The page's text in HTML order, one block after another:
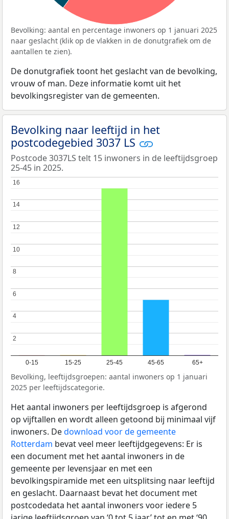
Bevolking: aantal en percentage inwoners op 1 januari 2025
naar geslacht (klik op de vlakken in de donutgrafiek om de
aantallen te zien).
De donutgrafiek toont het geslacht van de bevolking,
vrouw of man. Deze informatie komt uit het
bevolkingsregister van de gemeenten.
Bevolking naar leeftijd in het
postcodegebied 3037 LS
Postcode 3037LS telt 15 inwoners in de leeftijdsgroep
25-45 in 2025.
0-15 15-25 25-45 45-65 65+
2
2
4
4
6
6
8
8
10
10
12
12
14
14
16
16
Bevolking, leeftijdsgroepen: aantal inwoners op 1 januari
2025 per leeftijdscategorie.
Het aantal inwoners per leeftijdsgroep is afgerond
op vijftallen en wordt alleen getoond bij minimaal vijf
inwoners. Dedownload voor de gemeente
Rotterdam bevat veel meer leeftijdgegevens: Er is
een document met het aantal inwoners in de
gemeente per levensjaar en met een
bevolkingspiramide met een uitsplitsing naar leeftijd
en geslacht. Daarnaast bevat het document met
postcodedata het aantal inwoners voor iedere 5